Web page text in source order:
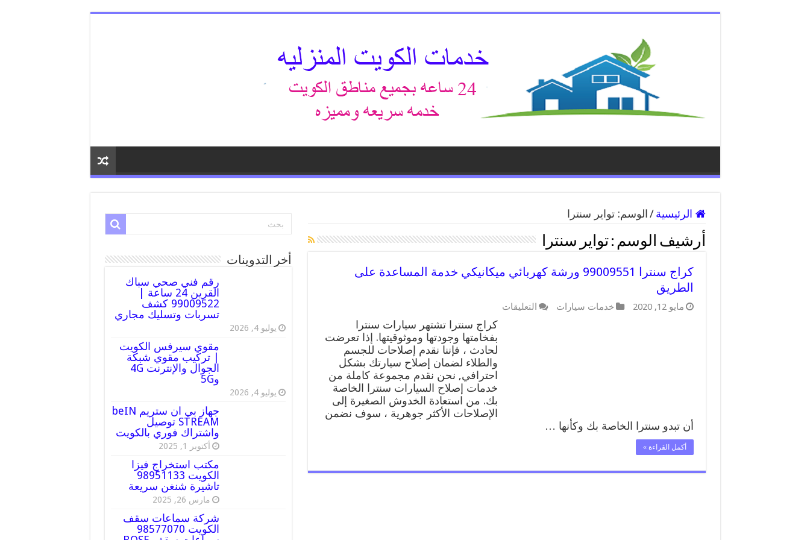
الرئيسية / الوسم:تواير سنترا
أرشيف الوسم :تواير سنترا
كراج سنترا 99009551 ورشة كهربائي ميكانيكي خدمة المساعدة على
الطريق
مايو 12, 2020 خدمات سيارات التعليقات
كراج سنترا تشتهر سيارات سنترا
بفخامتها وجودتها وموثوقيتها. إذا تعرضت
لحادث ، فإننا نقدم إصلاحات للجسم
والطلاء لضمان إصلاح سيارتك بشكل
احترافي, نحن نقدم مجموعة كاملة من
خدمات إصلاح السيارات سنترا الخاصة
بك. من استعادة الخدوش الصغيرة إلى
الإصلاحات الأكثر جوهرية ، سوف نضمن
أن تبدو سنترا الخاصة بك وكأنها …
أكمل القراءة »
أخر التدوينات
رقم فني صحي سباك
القرين 24 ساعة |
99009522 كشف
تسربات وتسليك مجاري
يوليو 4, 2026
مقوي سيرفس الكويت
| تركيب مقوي شبكة
الجوال والإنترنت 4G
و5G
يوليو 4, 2026
جهاز بي ان ستريم beIN
STREAM توصيل
واشتراك فوري بالكويت
أكتوبر 1, 2025
مكتب استخراج فيزا
الكويت 98951133
تاشيرة شنغن سريعة
مارس 26, 2025
شركة سماعات سقف
الكويت 98577070